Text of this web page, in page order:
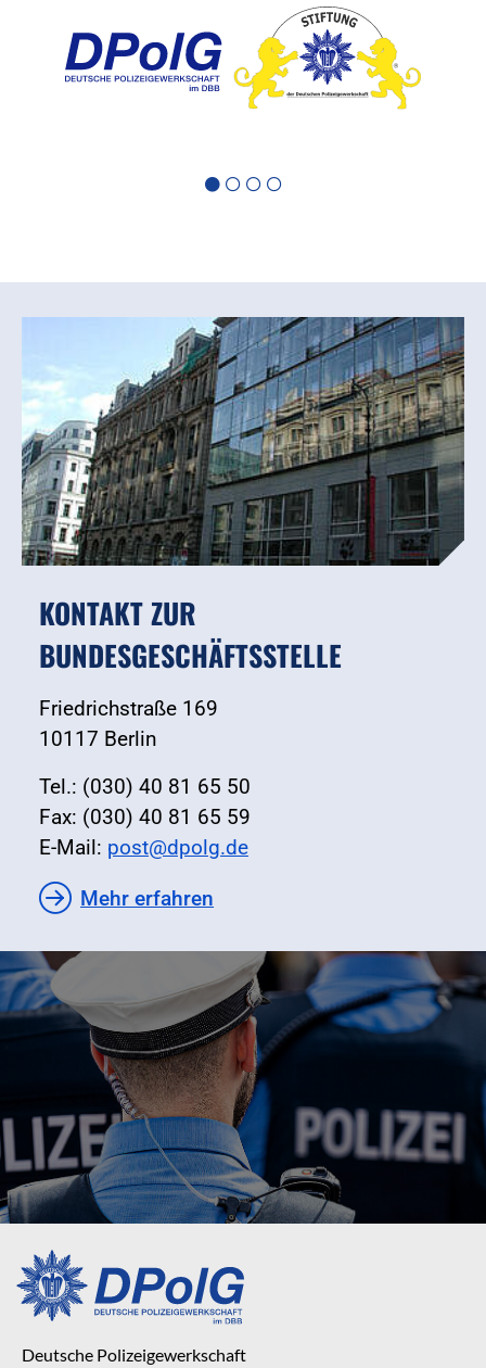
KONTAKT ZUR
BUNDESGESCHÄFTSSTELLE
Friedrichstraße 169
10117 Berlin
Tel.: (030) 40 81 65 50
Fax: (030) 40 81 65 59
E-Mail: post@dpolg.de
Mehr erfahren
Deutsche Polizeigewerkschaft